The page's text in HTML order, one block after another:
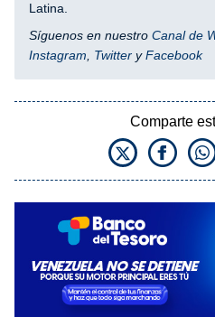
Latina.
Síguenos en nuestro Canal de
Instagram, Twitter yFacebook
Comparte